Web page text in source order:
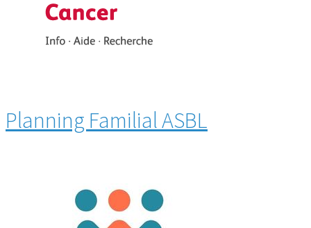
Planning Familial ASBL